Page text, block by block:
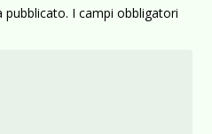
pubblicato. I campi obbligatori